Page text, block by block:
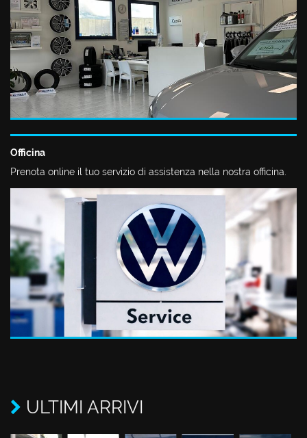
Officina
Prenota online il tuo servizio di assistenza nella nostra officina.
ULTIMI ARRIVI